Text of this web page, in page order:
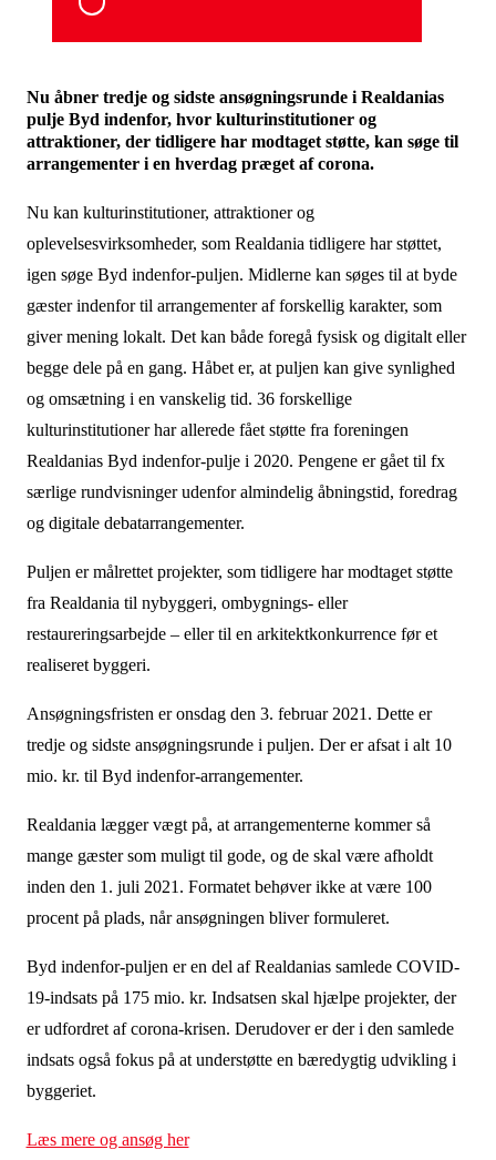
Nu åbner tredje og sidste ansøgningsrunde i Realdanias
pulje Byd indenfor, hvor kulturinstitutioner og
attraktioner, der tidligere har modtaget støtte, kan søge til
arrangementer i en hverdag præget af corona.
Nu kan kulturinstitutioner, attraktioner og
oplevelsesvirksomheder, som Realdania tidligere har støttet,
igen søge Byd indenfor-puljen. Midlerne kan søges til at byde
gæster indenfor til arrangementer af forskellig karakter, som
giver mening lokalt. Det kan både foregå fysisk og digitalt eller
begge dele på en gang. Håbet er, at puljen kan give synlighed
og omsætning i en vanskelig tid. 36 forskellige
kulturinstitutioner har allerede fået støtte fra foreningen
Realdanias Byd indenfor-pulje i 2020. Pengene er gået til fx
særlige rundvisninger udenfor almindelig åbningstid, foredrag
og digitale debatarrangementer.
Puljen er målrettet projekter, som tidligere har modtaget støtte
fra Realdania til nybyggeri, ombygnings- eller
restaureringsarbejde – eller til en arkitektkonkurrence før et
realiseret byggeri.
Ansøgningsfristen er onsdag den 3. februar 2021. Dette er
tredje og sidste ansøgningsrunde i puljen. Der er afsat i alt 10
mio. kr. til Byd indenfor-arrangementer.
Realdania lægger vægt på, at arrangementerne kommer så
mange gæster som muligt til gode, og de skal være afholdt
inden den 1. juli 2021. Formatet behøver ikke at være 100
procent på plads, når ansøgningen bliver formuleret.
Byd indenfor-puljen er en del af Realdanias samlede COVID-
19-indsats på 175 mio. kr. Indsatsen skal hjælpe projekter, der
er udfordret af corona-krisen. Derudover er der i den samlede
indsats også fokus på at understøtte en bæredygtig udvikling i
byggeriet.
Læs mere og ansøg her